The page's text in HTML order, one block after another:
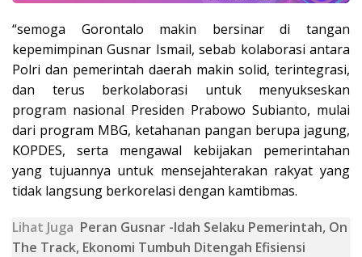
“semoga Gorontalo makin bersinar di tangan
kepemimpinan Gusnar Ismail, sebab kolaborasi antara
Polri dan pemerintah daerah makin solid, terintegrasi,
dan terus berkolaborasi untuk menyukseskan
program nasional Presiden Prabowo Subianto, mulai
dari program MBG, ketahanan pangan berupa jagung,
KOPDES, serta mengawal kebijakan pemerintahan
yang tujuannya untuk mensejahterakan rakyat yang
tidak langsung berkorelasi dengan kamtibmas.
Lihat Juga Peran Gusnar -Idah Selaku Pemerintah, On
The Track, Ekonomi Tumbuh Ditengah Efisiensi